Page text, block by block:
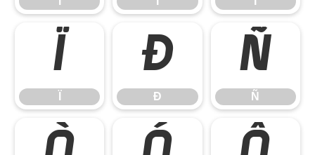
Ï Ð
Ð
Ñ
Ñ